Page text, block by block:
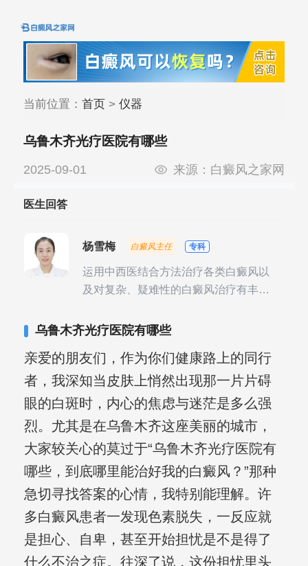
当前位置： 首页> 仪器
乌鲁木齐光疗医院有哪些
2025-09-01 来源： 白癜风之家网
医生回答
杨雪梅 白癜风主任 专科
运用中西医结合方法治疗各类白癜风以
及对复杂、疑难性的白癜风治疗有丰富
合巩固用药的调理，并对白癜风患者的
导，全方位帮助患者康复。
乌鲁木齐光疗医院有哪些
亲爱的朋友们，作为你们健康路上的同行
者，我深知当皮肤上悄然出现那一片片碍
眼的白斑时，内心的焦虑与迷茫是多么强
烈。尤其是在乌鲁木齐这座美丽的城市，
大家较关心的莫过于“乌鲁木齐光疗医院有
哪些，到底哪里能治好我的白癜风？”那种
急切寻找答案的心情，我特别能理解。许
多白癜风患者一发现色素脱失，一反应就
是担心、自卑，甚至开始担忧是不是得了
什么不治之症。往深了说，这份担忧里头